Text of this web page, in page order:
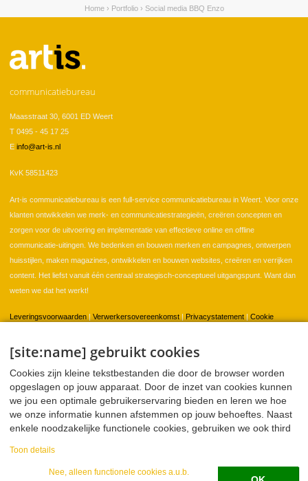
[site:name] gebruikt cookies
Cookies zijn kleine tekstbestanden die door de browser worden
opgeslagen op jouw apparaat. Door de inzet van cookies kunnen
we jou een optimale gebruikerservaring bieden en leren we hoe
we onze informatie kunnen afstemmen op jouw behoeftes. Naast
enkele noodzakelijke functionele cookies, gebruiken we ook third
kunnen deze informatie combineren met andere informatie die ze
over jou hebben mogen verzamelen. In onze privacy verklaring
Toon details
Nee, alleen functionele cookies a.u.b.
U bent hier
Home› Portfolio› Social media BBQ Enzo
communicatiebureau
Maasstraat 30, 6001 ED Weert
T 0495 - 45 17 25
E info@art-is.nl
KvK 58511423
Art-is communicatiebureau is een full-service communicatiebureau in Weert. Voor onze
klanten ontwikkelen we merk- en communicatiestrategieën, creëren concepten en
zorgen voor de uitvoering en implementatie van effectieve online en offline
communicatie-uitingen. We bedenken en bouwen merken en campagnes, ontwerpen
huisstijlen, maken magazines, ontwikkelen en bouwen websites, creëren en verrijken
content. Het liefst vanuit één centraal strategisch-conceptueel uitgangspunt. Want dan
weten we dat het werkt!
Leveringsvoorwaarden Verwerkersovereenkomst Privacystatement
Cookie
Home Klanten Portfolio Contact
Twitter Facebook LinkedIn WeTransfer